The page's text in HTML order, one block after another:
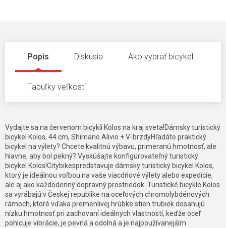
Popis Diskusia Ako vybrať bicykel
Tabuľky veľkostí
Vydajte sa na červenom bicykli Kolos na kraj sveta!Dámsky turistický
bicykel Kolos, 44 cm, Shimano Alivio + V-brzdyHľadáte praktický
bicykel na výlety? Chcete kvalitnú výbavu, primeranú hmotnosť, ale
hlavne, aby bol pekný? Vyskúšajte konfigurovateľný turistický
bicykel Kolos!Citybikespredstavuje dámsky turistický bicykel Kolos,
ktorý je ideálnou voľbou na vaše viacdňové výlety alebo expedície,
ale aj ako každodenný dopravný prostriedok. Turistické bicykle Kolos
sa vyrábajú v Českej republike na oceľových chromolybdénových
rámoch, ktoré vďaka premenlivej hrúbke stien trubiek dosahujú
nízku hmotnosť pri zachovaní ideálnych vlastností, keďže oceľ
pohlcuje vibrácie, je pevná a odolná a je najpoužívanejším